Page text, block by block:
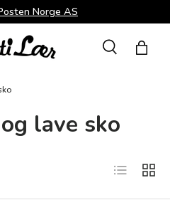
Norge AS
Suche
lave sko